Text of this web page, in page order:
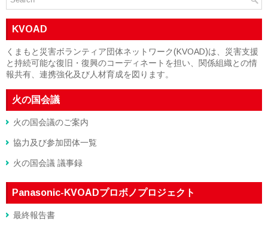
KVOAD
くまもと災害ボランティア団体ネットワーク(KVOAD)は、災害支援
と持続可能な復旧・復興のコーディネートを担い、関係組織との情
報共有、連携強化及び人材育成を図ります。
火の国会議
火の国会議のご案内
協力及び参加団体一覧
火の国会議 議事録
Panasonic-KVOADプロボノプロジェクト
最終報告書